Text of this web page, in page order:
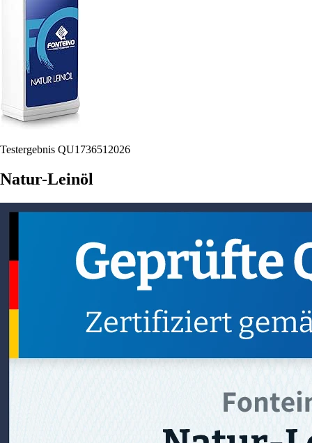
Testergebnis QU1736512026
Natur-Leinöl